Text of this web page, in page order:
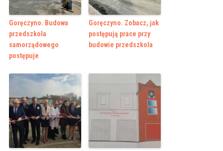
Goręczyno. Budowa
przedszkola
samorządowego
postępuje
Goręczyno. Zobacz, jak
postępują prace przy
budowie przedszkola